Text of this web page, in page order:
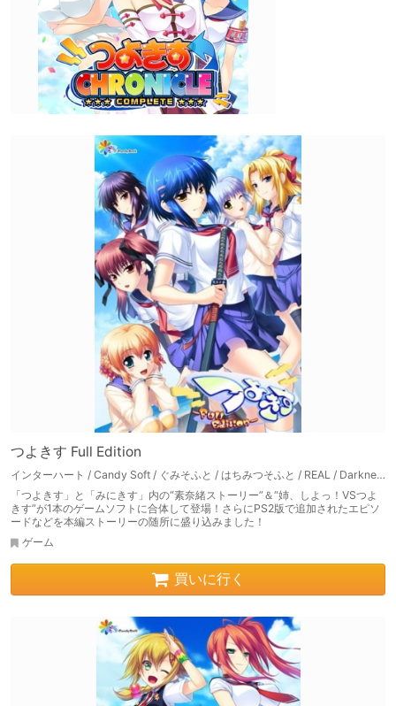
つよきす Full Edition
インターハート / Candy Soft / ぐみそふと / はちみつそふと / REAL / DarknessPot / 娘。 / しばそふと / DESSERT Soft / カカオ / ういろうそふと / ましゅまろそふと
「つよきす」と「みにきす」内の“素奈緒ストーリー”＆“姉、しよっ！VSつよ
きす”が1本のゲームソフトに合体して登場！さらにPS2版で追加されたエピソ
ードなどを本編ストーリーの随所に盛り込みました！
ゲーム
買いに行く